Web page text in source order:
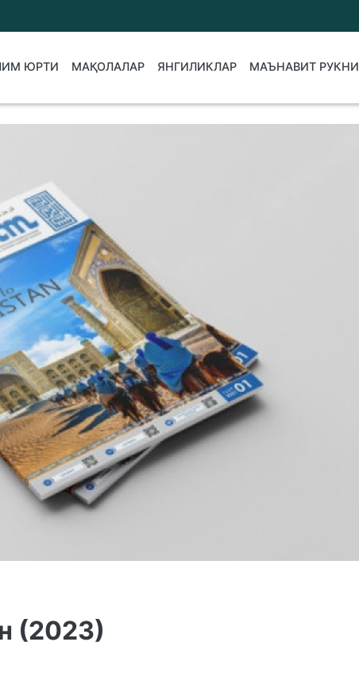
ЮРТИ МАҚОЛАЛАР ЯНГИЛИКЛАР МАЪНАВИТ РУКНИ
(2023)